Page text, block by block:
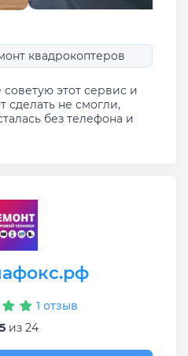
квадрокоптеров
советую этот сервис и
сделать не смогли,
без телефона и
1 отзыв
из 24